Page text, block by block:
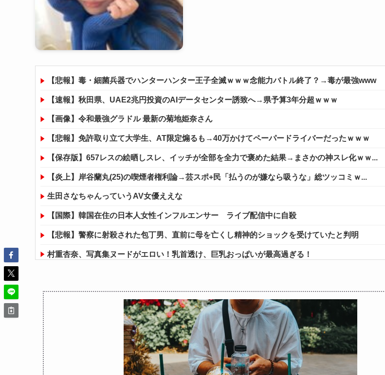
【悲報】毒・細菌兵器でハンターハンター王子全滅ｗｗｗ念能力バトル終了？→毒が最強www
【速報】秋田県、UAE2兆円投資のAIデータセンター誘致へ→県予算3年分超ｗｗｗ
【画像】令和最強グラドル 最新の菊地姫奈さん
【悲報】免許取り立て大学生、AT限定煽るも→40万かけてペーパードライバーだったｗｗｗ
【保存版】657レスの絵晒しスレ、イッチが全部を全力で褒めた結果→まさかの神スレ化ｗｗ...
【炎上】岸谷蘭丸(25)の喫煙者権利論→芸スポ+民「払うのが嫌なら吸うな」総ツッコミｗ...
生田さなちゃんっていうAV女優ええな
【国際】韓国在住の日本人女性インフルエンサー ライブ配信中に自殺
【悲報】警察に射殺された包丁男、直前に母を亡くし精神的ショックを受けていたと判明
村重杏奈、写真集ヌードがエロい！乳首透け、巨乳おっぱいが最高過ぎる！
【動画】メンズエステ嬢さん、大サービスで本番セックスまでしてしまう・・・
十味、写真集ヌードがエロい！十味史上最大露出、おっぱい最高！！
影山優佳、赤ランジェリー×網タイツがスケベ過ぎる！只の痴女だろ・・・
【画像】おっぱい専門家(おっぱいに詳しい人)来てくれ、この乳(推定Gカップ以上)は本物...
【速報】ジャンポケ斎藤、求刑7年ｗｗｗｗｗ